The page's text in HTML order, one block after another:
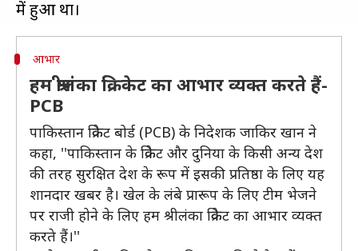
आभार
हम श्रीलंका क्रिकेट का आभार व्यक्त करते हैं-
PCB
पाकिस्तान क्रिकेट बोर्ड (PCB) के निदेशक जाकिर खान ने
कहा, ''पाकिस्तान के क्रिकेट और दुनिया के किसी अन्य देश
की तरह सुरक्षित देश के रूप में इसकी प्रतिष्ठा के लिए यह
शानदार खबर है। खेल के लंबे प्रारूप के लिए टीम भेजने
पर राजी होने के लिए हम श्रीलंका क्रिकेट का आभार व्यक्त
करते हैं।''